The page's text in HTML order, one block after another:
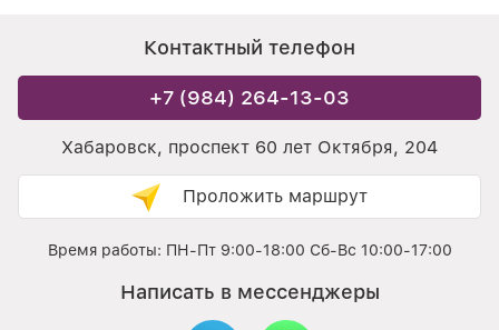
Контактный телефон
+7 (984) 264-13-03
Хабаровск, проспект 60 лет Октября, 204
Проложить маршрут
Время работы: ПН-Пт 9:00-18:00 Сб-Вс 10:00-17:00
Написать в мессенджеры